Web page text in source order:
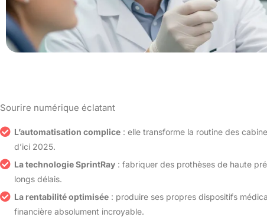
Sourire numérique éclatant
L’automatisation complice : elle transforme la routine des
d’ici 2025.
La technologie SprintRay : fabriquer des prothèses de haute
longs délais.
La rentabilité optimisée : produire ses propres dispositifs
financière absolument incroyable.